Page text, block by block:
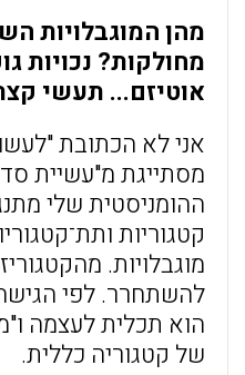
מהן המוגבלויות
מחולקות? נכויות
אוטיזם... תעשי
אני לא הכתובת
מסתייגת מ"עשיית
ההומניסטית שלי
קטגוריות
מוגבלויות.
להשתחרר. לפי
הוא תכלית לעצמה
של קטגוריה כללית.